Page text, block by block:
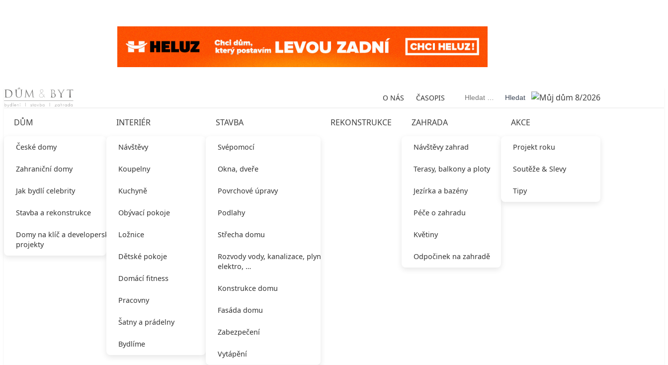
Skip to content O NÁS ČASOPIS Vyhledávání
DŮM
České domy
Zahraniční domy
Jak bydlí celebrity
Stavba a rekonstrukce
Domy na klíč a developerské
projekty
INTERIÉR
Návštěvy
Koupelny
Kuchyně
Obývací pokoje
Ložnice
Dětské pokoje
Domácí fitness
Pracovny
Šatny a prádelny
Bydlíme
STAVBA
Svépomocí
Okna, dveře
Povrchové úpravy
Podlahy
Střecha domu
Rozvody vody, kanalizace, plynu,
elektro, …
Konstrukce domu
Fasáda domu
Zabezpečení
Vytápění
REKONSTRUKCE ZAHRADA
Návštěvy zahrad
Terasy, balkony a ploty
Jezírka a bazény
Péče o zahradu
Květiny
Odpočinek na zahradě
AKCE
Projekt roku
Soutěže & Slevy
Tipy